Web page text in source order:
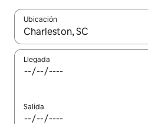
Ubicación
Cuando los resultados estén
Llegada
Salida